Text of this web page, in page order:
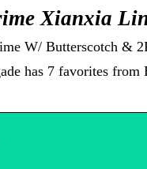
Xianxia
W/ Butterscotch &
has 7 favorites from